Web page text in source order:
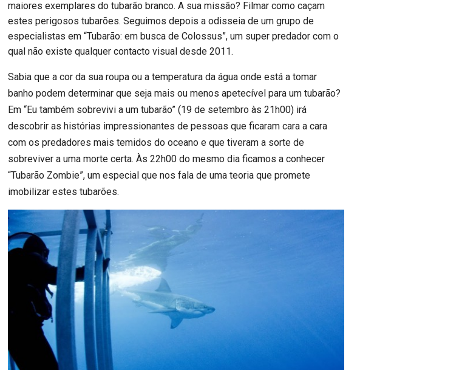
maiores exemplares do tubarão branco. A sua missão? Filmar como caçam
estes perigosos tubarões. Seguimos depois a odisseia de um grupo de
especialistas em “Tubarão: em busca de Colossus”, um super predador com o
qual não existe qualquer contacto visual desde 2011.
Sabia que a cor da sua roupa ou a temperatura da água onde está a tomar
banho podem determinar que seja mais ou menos apetecível para um tubarão?
Em “Eu também sobrevivi a um tubarão” (19 de setembro às 21h00) irá
descobrir as histórias impressionantes de pessoas que ficaram cara a cara
com os predadores mais temidos do oceano e que tiveram a sorte de
sobreviver a uma morte certa. Às 22h00 do mesmo dia ficamos a conhecer
“Tubarão Zombie”, um especial que nos fala de uma teoria que promete
imobilizar estes tubarões.